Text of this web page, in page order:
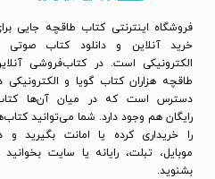
فروشگاه اینترنتی کتاب طاقچه جایی
خرید آنلاین و دانلود کتاب صوتی
الکترونیکی است. در کتاب‌فروشی
طاقچه هزاران کتاب گویا و الکترونیکی
دسترس است که در میان آن‌ها
رایگان هم وجود دارد. شما می‌توانید
را خریداری کرده یا امانت بگیرید و
موبایل، تبلت، رایانه یا سایت بخوانید
بشنوید.